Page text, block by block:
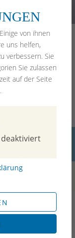
von ihnen
uns helfen,
verbessern. Sie
Sie zulassen
auf der Seite
deaktiviert